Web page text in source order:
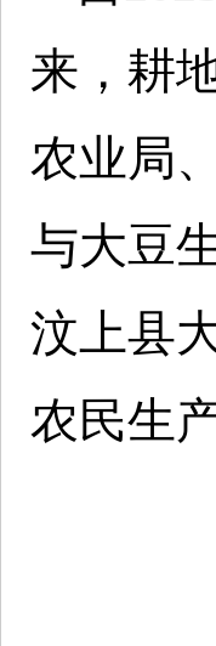
来，耕
农业局
与大豆
汶上县
农民生